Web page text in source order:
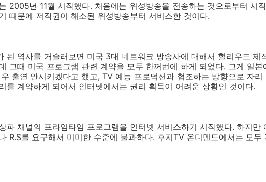
2005년 11월 시작했다. 처음에는 위성방송을 전송하는 것으로부터 시
때문에 저작권이 해소된 위성방송부터 서비스한 것이다.
된 역사를 거슬러보면 미국 3대 네트워크 방송사에 대해서 헐리우드 제
그때 미국 프로그램 관련 계약을 모두 한꺼번에 하게 되었다. 그게 일본
출연 안시키겠다고 했고, TV 예능 프로덕션과 협조하는 방향으로 자
를 계약하게 되어서 인터넷에서는 권리 획득이 어려운 상황인 것이다.
파 채널의 프라임타임 프로그램을 인터넷 서비스하기 시작했다. 하지만
R.S를 요구해서 미미한 수준에 불과하다. 후지TV 온디멘드에서는 모두